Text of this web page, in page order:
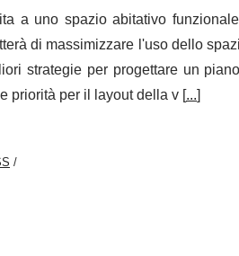
a uno spazio abitativo
di massimizzare l'uso dello
strategie per progettare un
priorità per il layout della v [...]
/